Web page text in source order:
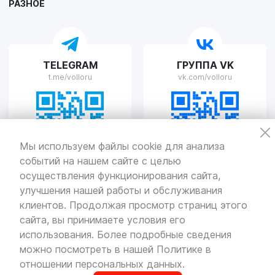
Мы используем файлы cookie для анализа
событий на нашем сайте с целью
осуществления функционирования сайта,
улучшения нашей работы и обслуживания
клиентов. Продолжая просмотр страниц этого
сайта, вы принимаете условия его
использования. Более подробные сведения
можно посмотреть в нашей Политике в
отношении персональных данных.
VOLLO Рязань
г. Рязань, улица Островского, д.109/2
Пн-Пт с 9:00 до 20:00, Сб-Вс выходной
VOLLO Тверь
г. Тверь, проспект Николая Корыткова, 17А
Пн-Пт с 9:00 до 19:00 Сб-Вс с 10:00 до 19:00
РАЗНОЕ
TELEGRAM
t.me/volloru
ГРУППА VK
vk.com/volloru
© Все права защищены. Информация сайта защищена законом
об авторских правах.
Политикаконфиденциальности
Разработкаи продвижение — «SeoOlimp»